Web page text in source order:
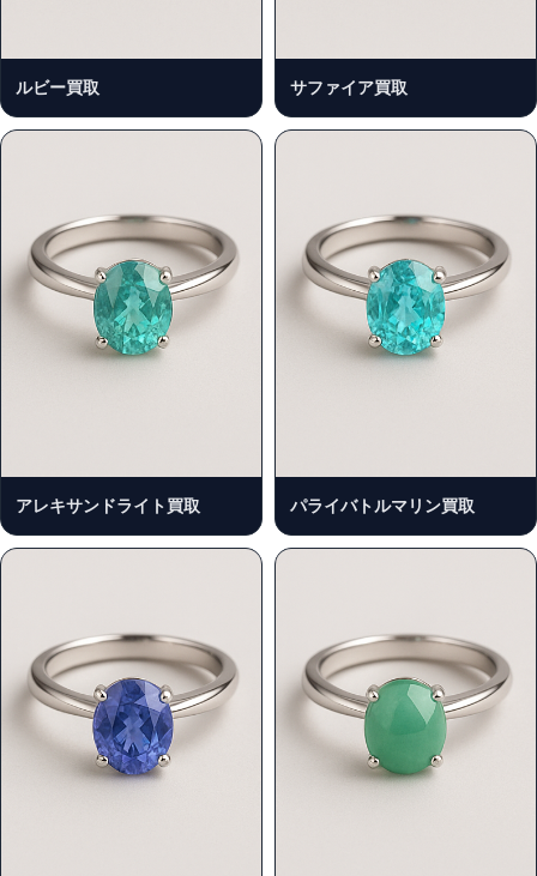
ルビー買取 サファイア買取
アレキサンドライト買取 パライバトルマリン買取